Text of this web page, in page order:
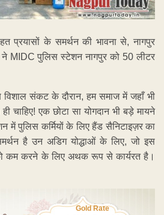
प्रयासों के समर्थन की भावना से, नागपुर
MIDC पुलिस स्टेशन नागपुर को 50 लीटर
संकट के दौरान, हम समाज में जहाँ भी
चाहिए! एक छोटा सा योगदान भी बड़े मायने
में पुलिस कर्मियों के लिए हैंड सैनिटाइज़र का
है उन अडिग योद्धाओं के लिए, जो इस
कम करने के लिए अथक रूप से कार्यरत है।
Gold Rate